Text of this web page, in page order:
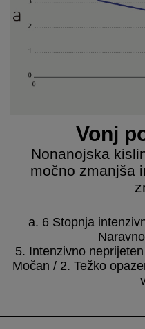
Vonj
Nonanojska
močno zmanjša
a. 6 Stopnja
5. Intenzivno
Močan / 2. Težko